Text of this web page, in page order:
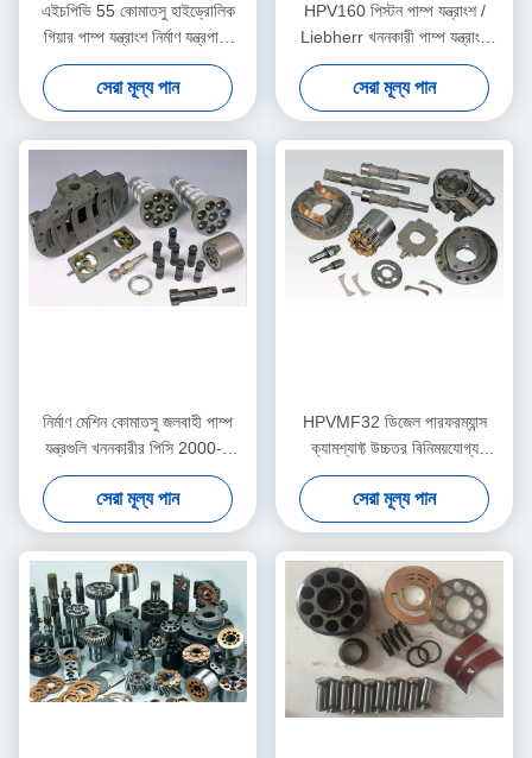
এইচপিভি 55 কোমাতসু হাইড্রোলিক
গিয়ার পাম্প যন্ত্রাংশ নির্মাণ যন্ত্রপাতি
Pc120-5 জন্য
সেরা মূল্য পান
HPV160 পিস্টন পাম্প যন্ত্রাংশ /
Liebherr খননকারী পাম্প যন্ত্রাংশ
Pc50 সুইং মোটর
সেরা মূল্য পান
নির্মাণ মেশিন কোমাতসু জলবাহী পাম্প
যন্ত্রগুলি খননকারীর পিসি 2000-8
এইচপিভি 375 এর জন্য
সেরা মূল্য পান
HPVMF32 ডিজেল পারফরম্যান্স
ক্যামশ্যাফ্ট উচ্চতর বিনিময়যোগ্য
ISO9001 অনুমোদিত হয়েছে
সেরা মূল্য পান